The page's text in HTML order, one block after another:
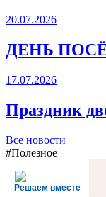
20.07.2026
ДЕНЬ
17.07.2026
Праздник
Все новости
#Полезное
Решаем вместе